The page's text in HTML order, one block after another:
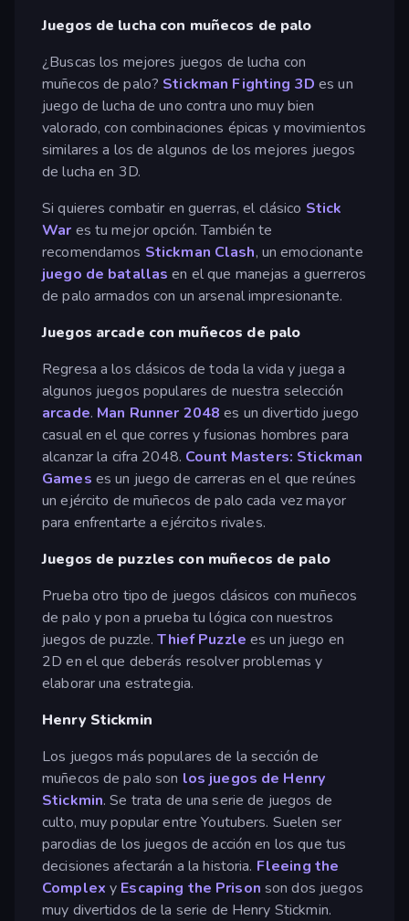
Juegos de lucha con muñecos de palo
¿Buscas los mejores juegos de lucha con
muñecos de palo? Stickman Fighting 3D es un
juego de lucha de uno contra uno muy bien
valorado, con combinaciones épicas y movimientos
similares a los de algunos de los mejores juegos
de lucha en 3D.
Si quieres combatir en guerras, el clásico Stick
War es tu mejor opción. También te
recomendamos Stickman Clash, un emocionante
juego de batallas en el que manejas a guerreros
de palo armados con un arsenal impresionante.
Juegos arcade con muñecos de palo
Regresa a los clásicos de toda la vida y juega a
algunos juegos populares de nuestra selección
arcade. Man Runner 2048 es un divertido juego
casual en el que corres y fusionas hombres para
alcanzar la cifra 2048. Count Masters: Stickman
Games es un juego de carreras en el que reúnes
un ejército de muñecos de palo cada vez mayor
para enfrentarte a ejércitos rivales.
Juegos de puzzles con muñecos de palo
Prueba otro tipo de juegos clásicos con muñecos
de palo y pon a prueba tu lógica con nuestros
juegos de puzzle.Thief Puzzle es un juego en
2D en el que deberás resolver problemas y
elaborar una estrategia.
Henry Stickmin
Los juegos más populares de la sección de
muñecos de palo son los juegos de Henry
Stickmin. Se trata de una serie de juegos de
culto, muy popular entre Youtubers. Suelen ser
parodias de los juegos de acción en los que tus
decisiones afectarán a la historia. Fleeing the
Complex y Escaping the Prison son dos juegos
muy divertidos de la serie de Henry Stickmin.